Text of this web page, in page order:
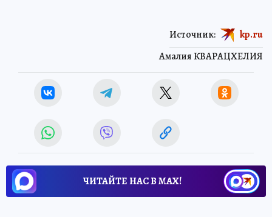
Амалия КВАРАЦХЕЛИЯ
Источник: kp.ru
ЧИТАЙТЕ НАС В МАХ!